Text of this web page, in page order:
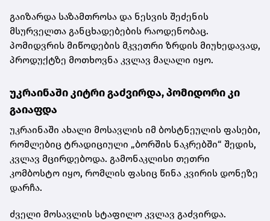
გაიზარდა საზამთროსა და ნესვის შეძენის
მსურველთა განცხადებების რაოდენობაც.
პომიდვრის მიწოდების მკვეთრი ზრდის მიუხედავად,
პროდუქტზე მოთხოვნა კვლავ მაღალი იყო.
უკრაინაში კიტრი გაძვირდა, პომიდორი კი
გაიაფდა
უკრაინაში ახალი მოსავლის იმ ბოსტნეულის ფასები,
რომლებიც ტრადიციული „ბორშის ნაკრებში“ შედის,
კვლავ მცირდებოდა. გამონაკლისი თეთრი
კომბოსტო იყო, რომლის ფასიც წინა კვირის დონეზე
დარჩა.
ძველი მოსავლის სტაფილო კვლავ გაძვირდა.